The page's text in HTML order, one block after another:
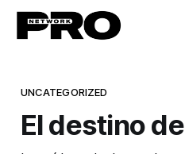
UNCATEGORIZED
El destino